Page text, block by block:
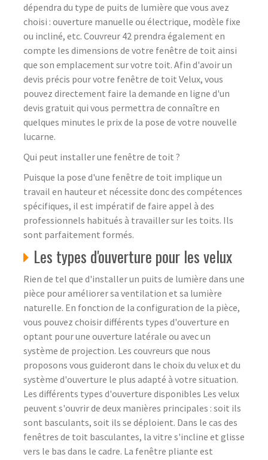
dépendra du type de puits de lumière que vous avez
choisi : ouverture manuelle ou électrique, modèle fixe
ou incliné, etc. Couvreur 42 prendra également en
compte les dimensions de votre fenêtre de toit ainsi
que son emplacement sur votre toit. Afin d'avoir un
devis précis pour votre fenêtre de toit Velux, vous
pouvez directement faire la demande en ligne d'un
devis gratuit qui vous permettra de connaître en
quelques minutes le prix de la pose de votre nouvelle
lucarne.
Qui peut installer une fenêtre de toit ?
Puisque la pose d'une fenêtre de toit implique un
travail en hauteur et nécessite donc des compétences
spécifiques, il est impératif de faire appel à des
professionnels habitués à travailler sur les toits. Ils
sont parfaitement formés.
Les types d'ouverture pour les velux
Rien de tel que d'installer un puits de lumière dans une
pièce pour améliorer sa ventilation et sa lumière
naturelle. En fonction de la configuration de la pièce,
vous pouvez choisir différents types d'ouverture en
optant pour une ouverture latérale ou avec un
système de projection. Les couvreurs que nous
proposons vous guideront dans le choix du velux et du
système d'ouverture le plus adapté à votre situation.
Les différents types d'ouverture disponibles Les velux
peuvent s'ouvrir de deux manières principales : soit ils
sont basculants, soit ils se déploient. Dans le cas des
fenêtres de toit basculantes, la vitre s'incline et glisse
vers le bas dans le cadre. La fenêtre pliante est